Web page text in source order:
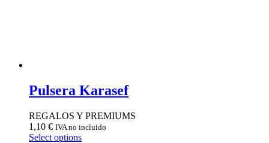
Pulsera Karasef
REGALOS Y PREMIUMS
1,10 € IVA no incluido
Select options